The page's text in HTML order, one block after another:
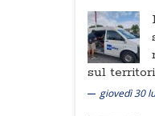
sul
giovedì 30